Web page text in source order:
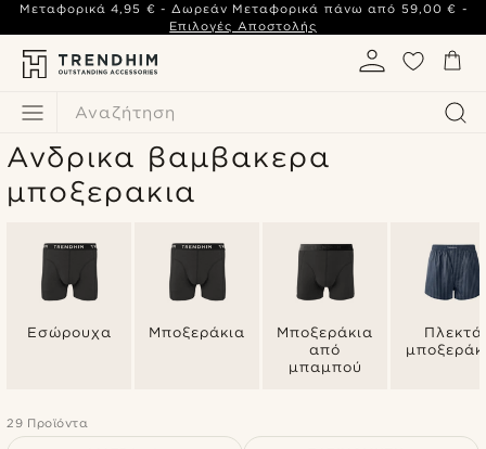
Αναζήτηση
Μεταφορικά 4,95 € - Δωρεάν Μεταφορικά πάνω από 59,00 € -
Επιλογές Αποστολής
Ανδρικα βαμβακερα
μποξερακια
Εσώρουχα Μποξεράκια
Μποξεράκια
από
μπαμπού
Πλεκτά
29 Προϊόντα